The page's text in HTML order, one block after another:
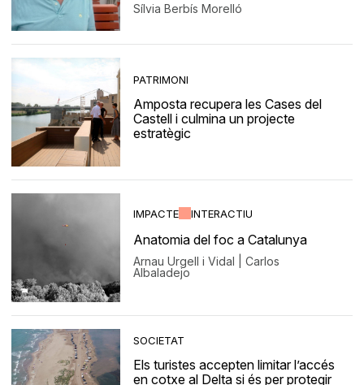
Sílvia Berbís Morelló
PATRIMONI
Amposta recupera les Cases del
Castell i culmina un projecte
estratègic
IMPACTE INTERACTIU
Anatomia del foc a Catalunya
Arnau Urgell i Vidal | Carlos
Albaladejo
SOCIETAT
Els turistes accepten limitar l’accés
en cotxe al Delta si és per protegir